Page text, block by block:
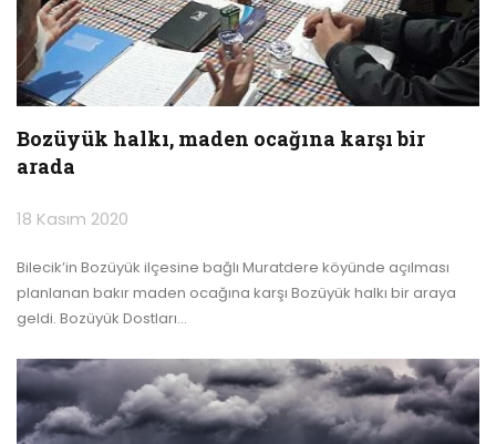
Bozüyük halkı, maden ocağına karşı bir
arada
18 Kasım 2020
Bilecik’in Bozüyük ilçesine bağlı Muratdere köyünde açılması
planlanan bakır maden ocağına karşı Bozüyük halkı bir araya
geldi. Bozüyük Dostları…